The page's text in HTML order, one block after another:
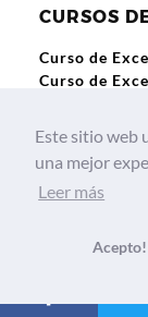
CURSOS
Curso de
Curso de
Curso de
Cursos y
Este sitio web
una mejor
Leer más
Acepto!